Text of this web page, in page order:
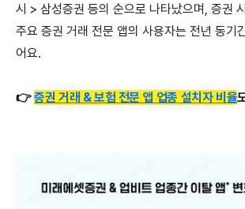
시 > 삼성증권 등의 순으로 나타났으며, 증권
주요 증권 거래 전문 앱의 사용자는 전년 동기
어요.
👉증권 거래 & 보험 전문 앱 업종 설치자 비율